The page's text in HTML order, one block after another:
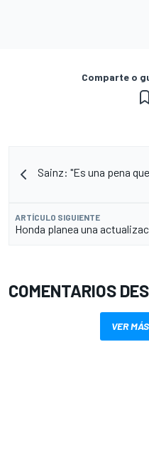
Comparte o
Sainz: "Es una pena
ARTÍCULO SIGUIENTE
Honda planea una
COMENTARIOS
VER